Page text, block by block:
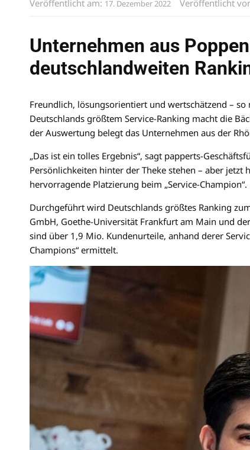
Veröffentlicht am: 17. Dezember 2022 Veröffentlicht
Unternehmen aus
deutschlandweiten
Freundlich, lösungsorientiert und wertschätzend –
Deutschlands größtem Service-Ranking macht die
der Auswertung belegt das Unternehmen aus der
„Das ist ein tolles Ergebnis“, sagt papperts-
Persönlichkeiten hinter der Theke stehen – aber jetzt
hervorragende Platzierung beim „Service-Champion“.
Durchgeführt wird Deutschlands größtes Ranking
GmbH, Goethe-Universität Frankfurt am Main und
sind über 1,9 Mio. Kundenurteile, anhand derer
Champions“ ermittelt.